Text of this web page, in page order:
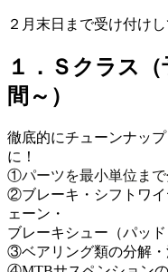
２月末日まで受け付け
１．Ｓクラス
間～）
徹底的にチューンナッ
に！
①パーツを最小単位まで
②ブレーキ・シフトワ
ェーン・
ブレーキシュー（パッ
③ベアリング類の分解